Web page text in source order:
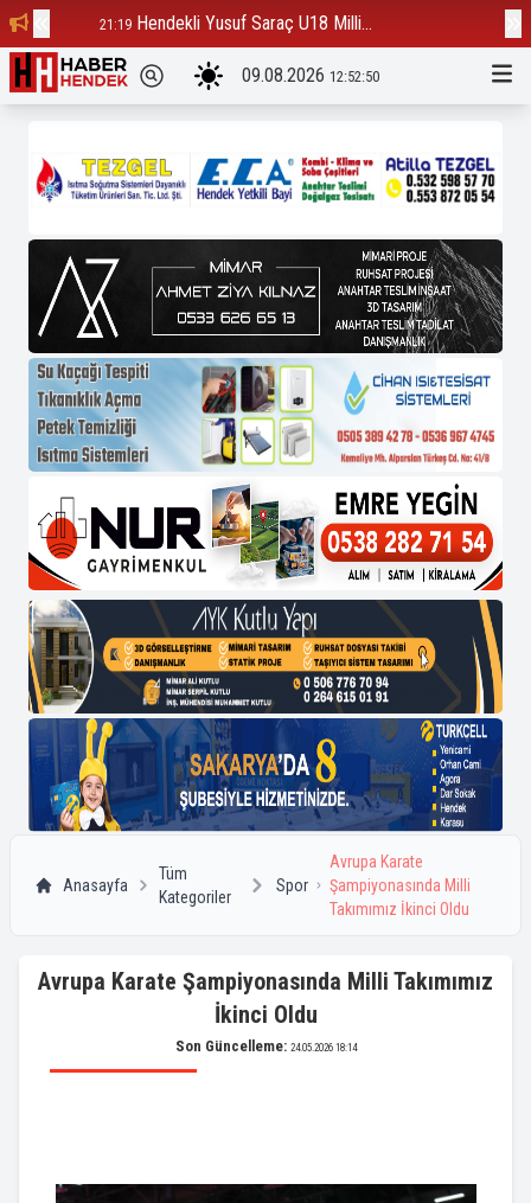
21:19 Hendekli Yusuf Saraç U18 Milli...
09.08.2026 12:52:51
Anasayfa
Tüm
Kategoriler
Spor
Avrupa Karate
Şampiyonasında Milli
Takımımız İkinci Oldu
Avrupa Karate Şampiyonasında Milli Takımımız
İkinci Oldu
Son Güncelleme: 24.05.2026 18:14